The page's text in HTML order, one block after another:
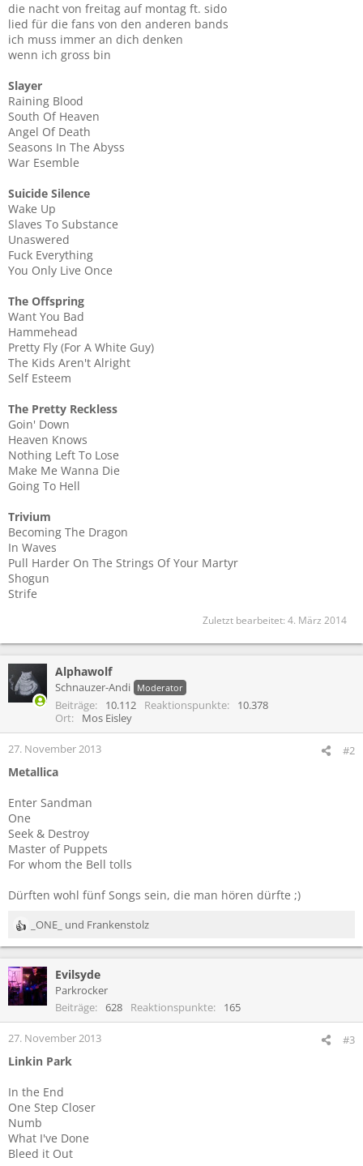
die nacht von freitag auf montag ft. sido
lied für die fans von den anderen bands
ich muss immer an dich denken
wenn ich gross bin
Slayer
Raining Blood
South Of Heaven
Angel Of Death
Seasons In The Abyss
War Esemble
Suicide Silence
Wake Up
Slaves To Substance
Unaswered
Fuck Everything
You Only Live Once
The Offspring
Want You Bad
Hammehead
Pretty Fly (For A White Guy)
The Kids Aren't Alright
Self Esteem
The Pretty Reckless
Goin' Down
Heaven Knows
Nothing Left To Lose
Make Me Wanna Die
Going To Hell
Trivium
Becoming The Dragon
In Waves
Pull Harder On The Strings Of Your Martyr
Shogun
Strife
Zuletzt bearbeitet: 4. März 2014
Alphawolf
Schnauzer-Andi Moderator
Beiträge 10.112 Reaktionspunkte
10.378
Ort
Mos Eisley
27. November 2013 #2
Metallica
Enter Sandman
One
Seek & Destroy
Master of Puppets
For whom the Bell tolls
Dürften wohl fünf Songs sein, die man hören dürfte ;)
R
e
k
t
i
n
n
_ONE_ und Frankenstolz
Evilsyde
Parkrocker
Beiträge
628 Reaktionspunkte 165
27. November 2013 #3
Linkin Park
In the End
One Step Closer
Numb
What I've Done
Bleed it Out